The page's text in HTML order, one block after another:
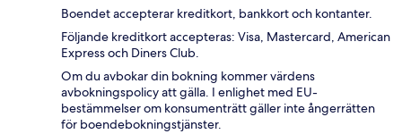
Boendet accepterar kreditkort, bankkort och kontanter.
Följande kreditkort accepteras: Visa, Mastercard, American
Express och Diners Club.
Om du avbokar din bokning kommer värdens
avbokningspolicy att gälla. I enlighet med EU-
bestämmelser om konsumenträtt gäller inte ångerrätten
för boendebokningstjänster.